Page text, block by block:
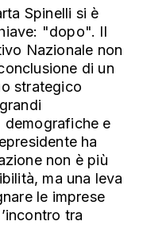
Spinelli si è
"dopo". Il
Nazionale non
di un
strategico
e
ha
non è più
ma una leva
le imprese
tra